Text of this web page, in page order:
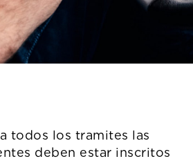
todos los tramites las
deben estar inscritos